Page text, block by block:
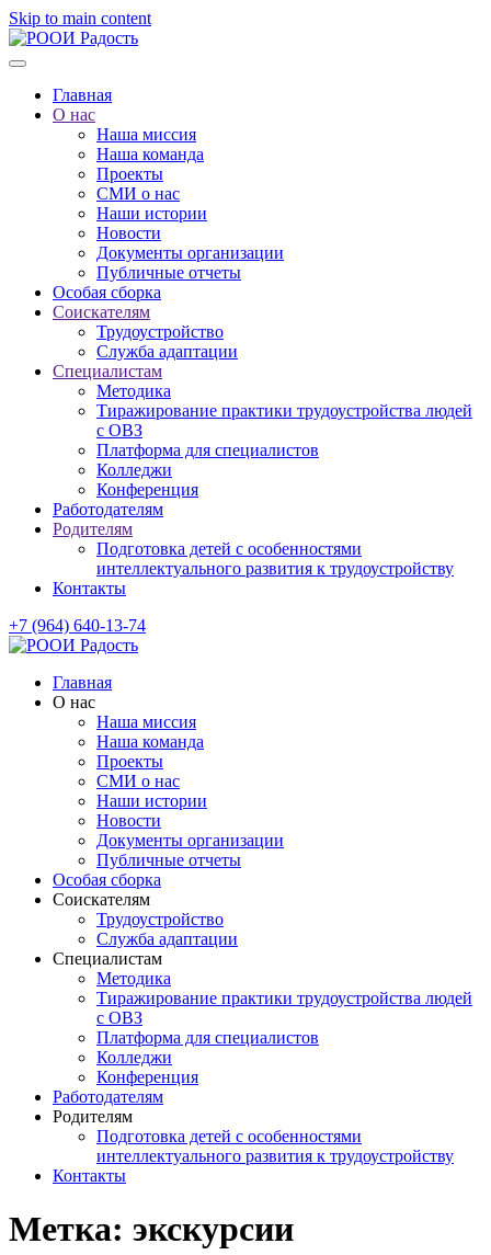
Skip to main content
Главная
О нас
Наша миссия
Наша команда
Проекты
СМИ о нас
Наши истории
Новости
Документы организации
Публичные отчеты
Особая сборка
Соискателям
Трудоустройство
Служба адаптации
Специалистам
Методика
Тиражирование практики трудоустройства людей
с ОВЗ
Платформа для специалистов
Колледжи
Конференция
Работодателям
Родителям
Подготовка детей с особенностями
интеллектуального развития к трудоустройству
Контакты
+7 (964) 640-13-74
Главная
О нас
Наша миссия
Наша команда
Проекты
СМИ о нас
Наши истории
Новости
Документы организации
Публичные отчеты
Особая сборка
Соискателям
Трудоустройство
Служба адаптации
Специалистам
Методика
Тиражирование практики трудоустройства людей
с ОВЗ
Платформа для специалистов
Колледжи
Конференция
Работодателям
Родителям
Подготовка детей с особенностями
интеллектуального развития к трудоустройству
Контакты
Метка: экскурсии